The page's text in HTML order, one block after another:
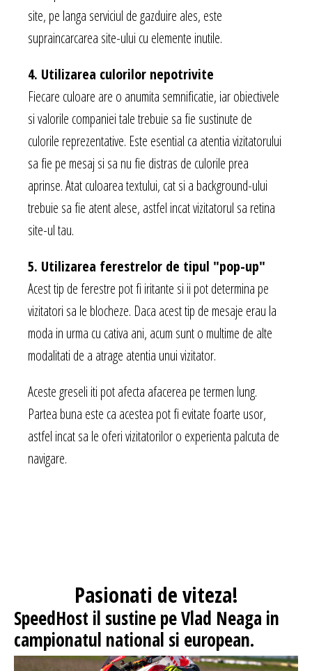
site, pe langa serviciul de gazduire ales, este
supraincarcarea site-ului cu elemente inutile.
4. Utilizarea culorilor nepotrivite
Fiecare culoare are o anumita semnificatie, iar obiectivele
si valorile companiei tale trebuie sa fie sustinute de
culorile reprezentative. Este esential ca atentia vizitatorului
sa fie pe mesaj si sa nu fie distras de culorile prea
aprinse. Atat culoarea textului, cat si a background-ului
trebuie sa fie atent alese, astfel incat vizitatorul sa retina
site-ul tau.
5. Utilizarea ferestrelor de tipul "pop-up"
Acest tip de ferestre pot fi iritante si ii pot determina pe
vizitatori sa le blocheze. Daca acest tip de mesaje erau la
moda in urma cu cativa ani, acum sunt o multime de alte
modalitati de a atrage atentia unui vizitator.
Aceste greseli iti pot afecta afacerea pe termen lung.
Partea buna este ca acestea pot fi evitate foarte usor,
astfel incat sa le oferi vizitatorilor o experienta palcuta de
navigare.
Pasionati de viteza!
SpeedHost il sustine pe Vlad Neaga in
campionatul national si european.